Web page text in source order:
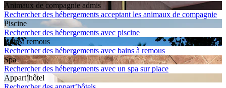
Animaux de compagnie admis
Rechercher des hébergements acceptant les animaux de compagnie
Piscine
Rechercher des hébergements avec piscine
Bain à remous
Rechercher des hébergements avec bains à remous
Spa
Rechercher des hébergements avec un spa sur place
Appart’hôtel